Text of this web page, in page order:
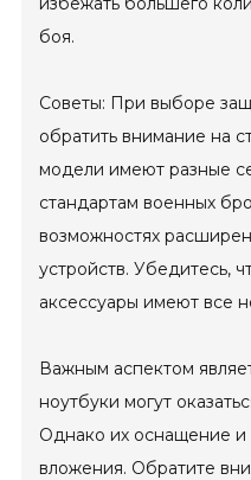
боя.
Советы: При выборе
обратить внимание на
модели имеют разные
стандартам военных
возможностях
устройств. Убедитесь,
аксессуары имеют все
Важным аспектом
ноутбуки могут
Однако их оснащение
вложения. Обратите